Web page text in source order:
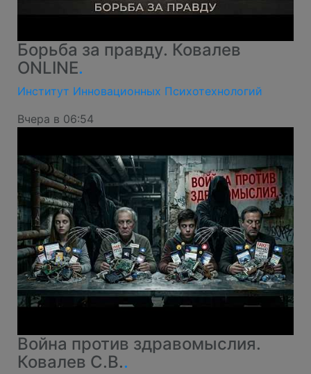
Борьба за правду. Ковалев
ONLINE.
Институт Инновационных Психотехнологий
Вчера в 06:54
Война против здравомыслия.
Ковалев С.В..